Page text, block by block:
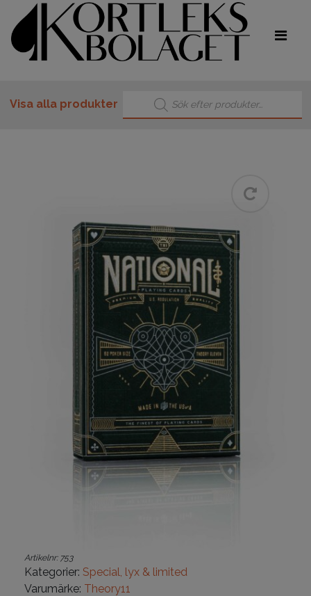
Visa alla produkter
Produktsökning
Artikelnr: 753
Kategorier: Special, lyx & limited
Varumärke: Theory11